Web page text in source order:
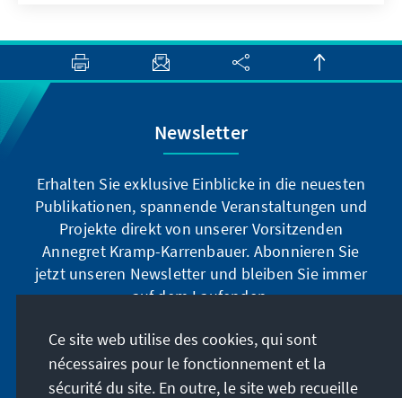
Newsletter
Erhalten Sie exklusive Einblicke in die neuesten
Publikationen, spannende Veranstaltungen und
Projekte direkt von unserer Vorsitzenden
Annegret Kramp-Karrenbauer. Abonnieren Sie
jetzt unseren Newsletter und bleiben Sie immer
auf dem Laufenden.
Jetzt abonnieren
Ce site web utilise des cookies, qui sont
nécessaires pour le fonctionnement et la
sécurité du site. En outre, le site web recueille